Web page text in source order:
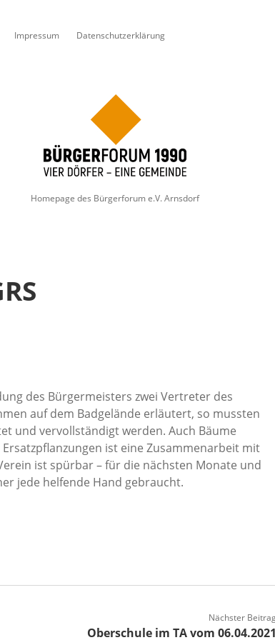
öffnen
Impressum Datenschutzerklärung
Bürgerforum
1990
Homepage des Bürgerforum e.V. Arnsdorf
des Bürgermeisters zwei Vertreter des
auf dem Badgelände erläutert, so mussten
und vervollständigt werden. Auch Bäume
ist eine Zusammenarbeit mit
ist spürbar – für die nächsten Monate und
jede helfende Hand gebraucht.
Nächster
Oberschule im TA vom 06.04.2021